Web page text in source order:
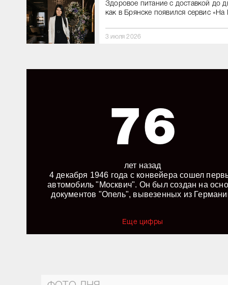
Здоровое питание с доставкой до
как в Брянске появился сервис «На
3 июля 2026
76
лет назад
4 декабря 1946 года с конвейера сошел
автомобиль "Москвич". Он был создан на
документов "Опель", вывезенных из
Еще цифры